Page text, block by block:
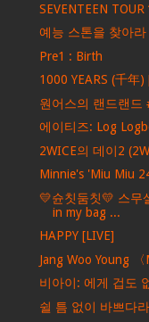
SEVENTEEN TOUR
예능 스톤을 찾아라
Pre1 : Birth
1000 YEARS (千年)
원어스의 랜드랜드
에이티즈: Log
2WICE의 데이2
Minnie's 'Miu Miu
💛슌칫둠칫💛 스무
in my bag ...
HAPPY [LIVE]
Jang Woo Young
비아이: 에게 겁도
쉴 틈 없이 바쁘다